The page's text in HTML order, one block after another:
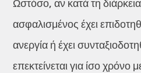
Ωστόσο, αν κατά τη
ασφαλισμένος έχει
ανεργία ή έχει
επεκτείνεται για ίσο χρόνο